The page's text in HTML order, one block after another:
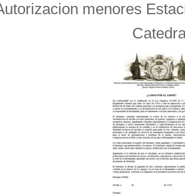
menores